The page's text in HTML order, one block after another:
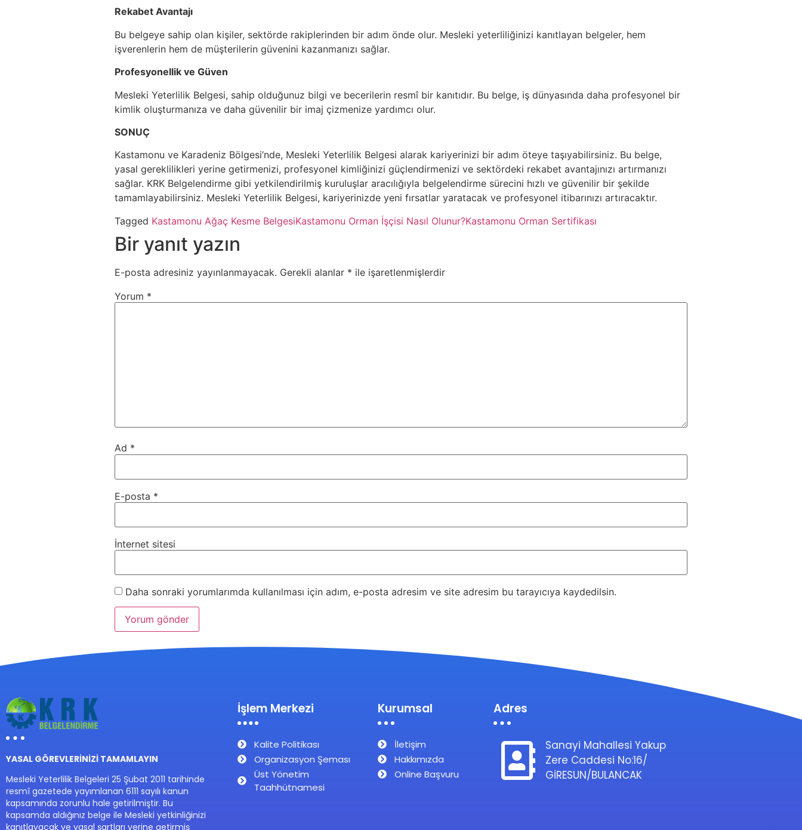
Rekabet Avantajı
Bu belgeye sahip olan kişiler, sektörde rakiplerinden bir adım önde olur. Mesleki yeterliliğinizi kanıtlayan belgeler, hem
işverenlerin hem de müşterilerin güvenini kazanmanızı sağlar.
Profesyonellik ve Güven
Mesleki Yeterlilik Belgesi, sahip olduğunuz bilgi ve becerilerin resmî bir kanıtıdır. Bu belge, iş dünyasında daha profesyonel bir
kimlik oluşturmanıza ve daha güvenilir bir imaj çizmenize yardımcı olur.
SONUÇ
Kastamonu ve Karadeniz Bölgesi’nde, Mesleki Yeterlilik Belgesi alarak kariyerinizi bir adım öteye taşıyabilirsiniz. Bu belge,
yasal gereklilikleri yerine getirmenizi, profesyonel kimliğinizi güçlendirmenizi ve sektördeki rekabet avantajınızı artırmanızı
sağlar. KRK Belgelendirme gibi yetkilendirilmiş kuruluşlar aracılığıyla belgelendirme sürecini hızlı ve güvenilir bir şekilde
tamamlayabilirsiniz. Mesleki Yeterlilik Belgesi, kariyerinizde yeni fırsatlar yaratacak ve profesyonel itibarınızı artıracaktır.
Tagged Kastamonu Ağaç Kesme BelgesiKastamonu Orman İşçisi Nasıl Olunur?Kastamonu Orman Sertifikası
Bir yanıt yazın
E-posta adresiniz yayınlanmayacak. Gerekli alanlar * ile işaretlenmişlerdir
Yorum *
Ad *
E-posta *
İnternet sitesi
Daha sonraki yorumlarımda kullanılması için adım, e-posta adresim ve site adresim bu tarayıcıya kaydedilsin.
YASAL GÖREVLERİNİZİ TAMAMLAYIN
Mesleki Yeterlilik Belgeleri 25 Şubat 2011 tarihinde
resmî gazetede yayımlanan 6111 sayılı kanun
kapsamında zorunlu hale getirilmiştir. Bu
kapsamda aldığınız belge ile Mesleki yetkinliğinizi
kanıtlayacak ve yasal şartları yerine getirmiş
İşlem Merkezi
Kalite Politikası
Organizasyon Şeması
Üst Yönetim
Taahhütnamesi
Kurumsal
İletişim
Hakkımızda
Online Başvuru
Adres
Sanayi Mahallesi Yakup
Zere Caddesi No:16/
GİRESUN/BULANCAK